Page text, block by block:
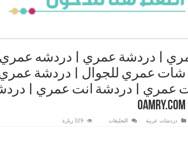
| دردشة عمري | دردشه
عمري للجوال | دردشة عمري
عمري | دردشة انت عمري |
دردشات عربية التعليقات 329 زيارة